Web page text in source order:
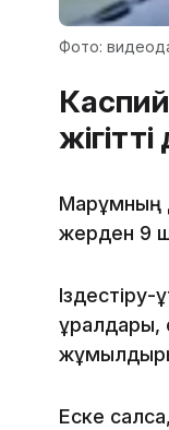
Фото:
Марқұмның
жерден 9
құралдары,
Еске